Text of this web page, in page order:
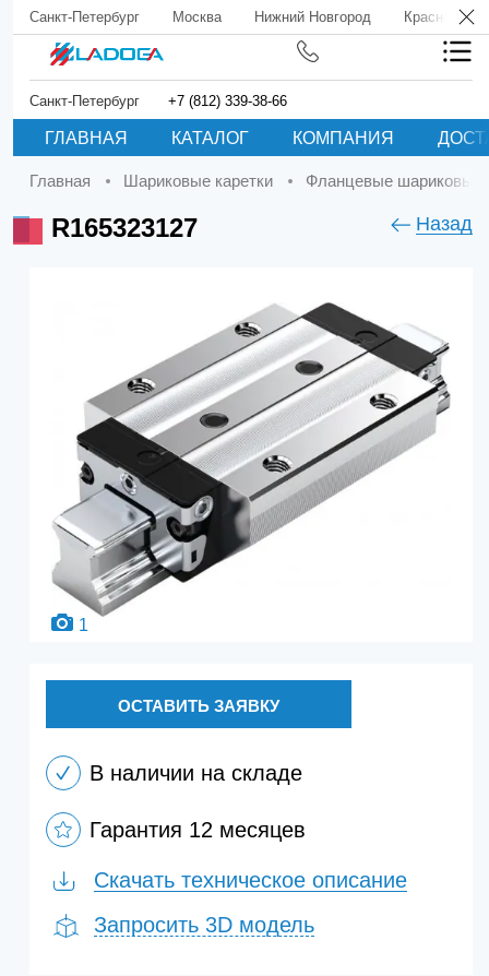
Санкт-Петербург Москва Нижний Новгород Краснодар
Санкт-Петербург +7 (812) 339-38-66
ГЛАВНАЯ КАТАЛОГ КОМПАНИЯ
Главная Шариковые каретки Фланцевые шариковые
R165323127 Назад
1
ОСТАВИТЬ ЗАЯВКУ
В наличии на складе
Гарантия 12 месяцев
Скачать техническое описание
Запросить 3D модель